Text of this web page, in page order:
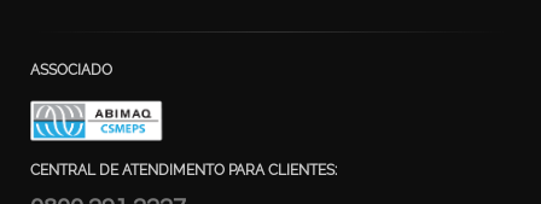
ASSOCIADO
CENTRAL DE ATENDIMENTO PARA CLIENTES: